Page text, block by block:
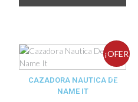
¡OFER
TA!
CAZADORA NAUTICA DE
NAME IT